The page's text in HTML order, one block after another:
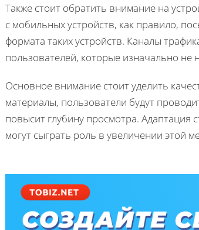
Также стоит обратить внимание на
с мобильных устройств, как правило,
формата таких устройств. Каналы
пользователей, которые изначально не
Основное внимание стоит уделить
материалы, пользователи будут
повысит глубину просмотра. Адаптация
могут сыграть роль в увеличении этой